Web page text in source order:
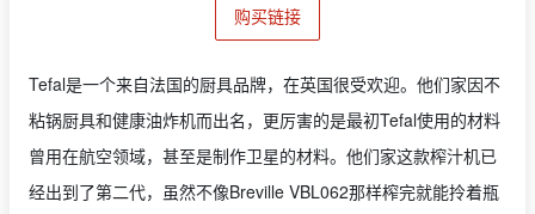
购买链接
Tefal是一个来自法国的厨具品牌，在英国很受欢迎。他们家因不
粘锅厨具和健康油炸机而出名，更厉害的是最初Tefal使用的材料
曾用在航空领域，甚至是制作卫星的材料。他们家这款榨汁机已
经出到了第二代，虽然不像Breville VBL062那样榨完就能拎着瓶